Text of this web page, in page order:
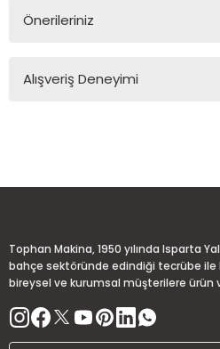
Önerileriniz
konularda yetersiz gördüğünüz
Bu ürüne benzer farklı
Alışveriş Deneyimi
Tophan Makina, 1950 yılında Isparta
bahçe sektöründe edindiği tecrübe ile
bireysel ve kurumsal müşterilere ürün